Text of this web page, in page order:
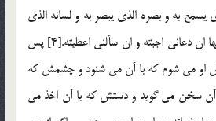
يسمع به و بصره الذي يبصر به و لسانه الذي
ينطق به و يده الذي يبطش بها ان دعاني اجبته و ان سألني اعطيته.[4] پس
او مي شوم كه با آن مي شنود و چشمش كه
آن سخن مي گويد و دستش كه با آن اخذ مي